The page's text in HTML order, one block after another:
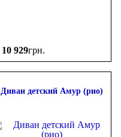
10 929грн.
Диван детский Амур (рио)